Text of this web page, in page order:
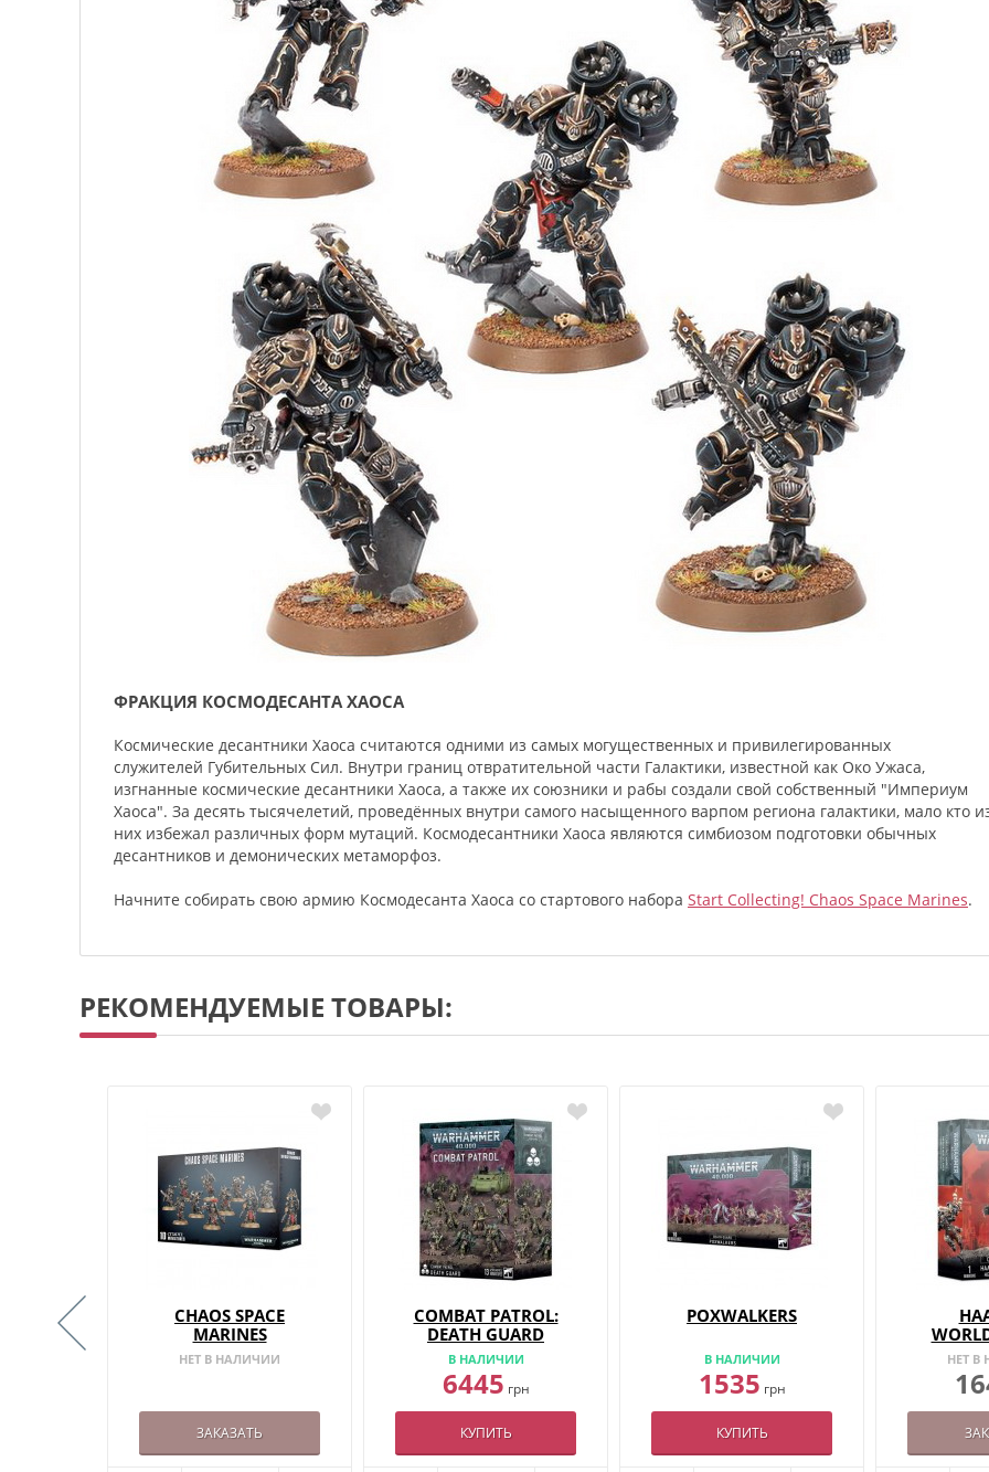
ФРАКЦИЯ КОСМОДЕСАНТА ХАОСА
Космические десантники Хаоса считаются одними из самых могущественных и привилегированных
служителей Губительных Сил. Внутри границ отвратительной части Галактики, известной как Око Ужаса,
изгнанные космические десантники Хаоса, а также их союзники и рабы создали свой собственный "Империум
Хаоса". За десять тысячелетий, проведённых внутри самого насыщенного варпом региона галактики, мало кто
них избежал различных форм мутаций. Космодесантники Хаоса являются симбиозом подготовки обычных
десантников и демонических метаморфоз.
Начните собирать свою армию Космодесанта Хаоса со стартового набора Start Collecting! Chaos Space Marines.
РЕКОМЕНДУЕМЫЕ ТОВАРЫ:
CHAOS SPACE
MARINES
НЕТ В НАЛИЧИИ
ЗАКАЗАТЬ
COMBAT PATROL:
DEATH GUARD
В НАЛИЧИИ
6445 грн
КУПИТЬ
POXWALKERS
В НАЛИЧИИ
1535 грн
КУПИТЬ
НЕТ В